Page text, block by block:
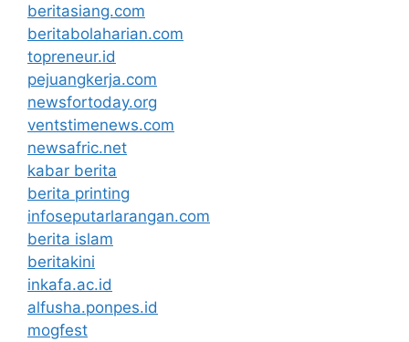
beritasiang.com
beritabolaharian.com
topreneur.id
pejuangkerja.com
newsfortoday.org
ventstimenews.com
newsafric.net
kabar berita
berita printing
infoseputarlarangan.com
berita islam
beritakini
inkafa.ac.id
alfusha.ponpes.id
mogfest